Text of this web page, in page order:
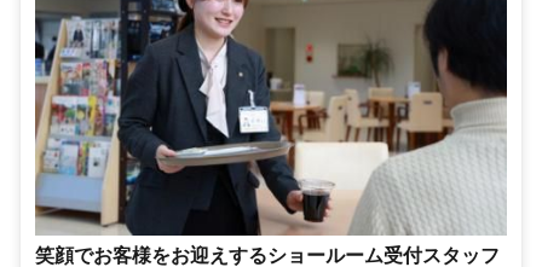
笑顔でお客様をお迎えするショールーム受付スタッフ